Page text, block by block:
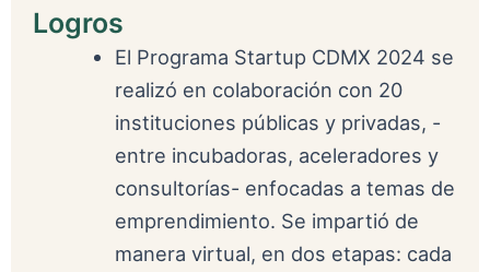
Logros
El Programa Startup CDMX 2024 se
realizó en colaboración con 20
instituciones públicas y privadas, -
entre incubadoras, aceleradores y
consultorías- enfocadas a temas de
emprendimiento. Se impartió de
manera virtual, en dos etapas: cada